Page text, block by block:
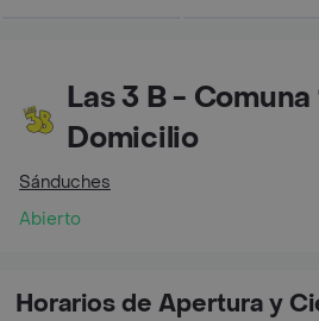
Las 3 B - Comuna
Domicilio
Sánduches
Abierto
Horarios de Apertura y